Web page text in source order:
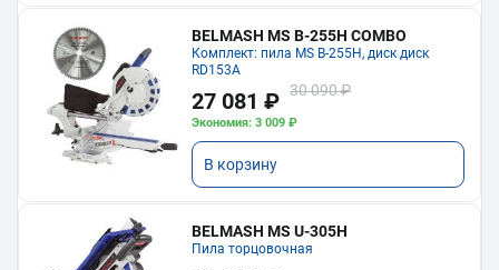
BELMASH MS B-255H COMBO
Комплект: пила MS B-255H, диск диск
RD153A
27 081 ₽ 30 090 ₽
Экономия: 3 009 ₽
В корзину
BELMASH MS U-305H
Пила торцовочная